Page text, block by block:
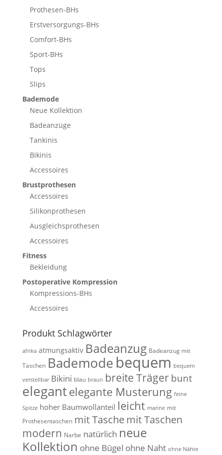
Prothesen-BHs
Erstversorgungs-BHs
Comfort-BHs
Sport-BHs
Tops
Slips
Bademode
Neue Kollektion
Badeanzüge
Tankinis
Bikinis
Accessoires
Brustprothesen
Accessoires
Silikonprothesen
Ausgleichsprothesen
Accessoires
Fitness
Bekleidung
Postoperative Kompression
Kompressions-BHs
Accessoires
Produkt Schlagwörter
afrika atmungsaktiv Badeanzug Badeanzug mit
Taschen Bademodebequem bequem
verstellbar Bikini blau braun breite Träger bunt
elegantelegante Musterung feine
Spitze hoher Baumwollanteil leicht marine mit
Prothesentaschen mit Taschemit Taschen
modern Narbe natürlich neue
Kollektion ohne Bügel ohne Naht ohne Nähte